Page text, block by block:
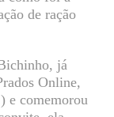
de ração
já
Online,
e comemorou